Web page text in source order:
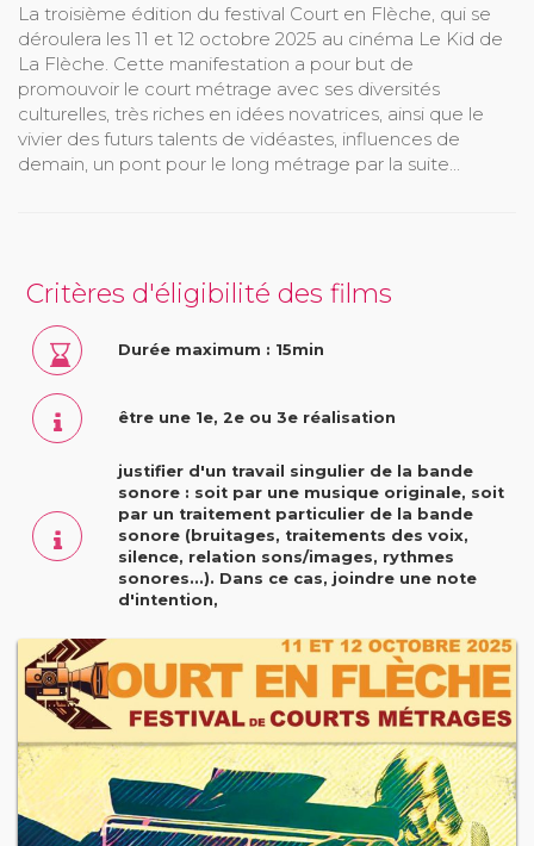
La troisième édition du festival Court en Flèche, qui se
déroulera les 11 et 12 octobre 2025 au cinéma Le Kid de
La Flèche. Cette manifestation a pour but de
promouvoir le court métrage avec ses diversités
culturelles, très riches en idées novatrices, ainsi que le
vivier des futurs talents de vidéastes, influences de
demain, un pont pour le long métrage par la suite...
Critères d'éligibilité des films
Durée maximum : 15min
être une 1e, 2e ou 3e réalisation
justifier d'un travail singulier de la bande
sonore : soit par une musique originale, soit
par un traitement particulier de la bande
sonore (bruitages, traitements des voix,
silence, relation sons/images, rythmes
sonores...). Dans ce cas, joindre une note
d'intention,